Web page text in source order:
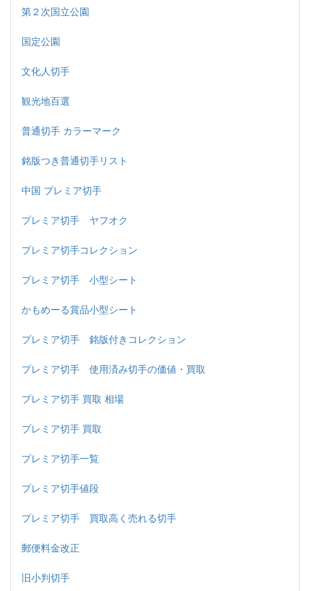
第２次国立公園
国定公園
文化人切手
観光地百選
普通切手 カラーマーク
銘版つき普通切手リスト
中国 プレミア切手
プレミア切手 ヤフオク
プレミア切手コレクション
プレミア切手 小型シート
かもめーる賞品小型シート
プレミア切手 銘版付きコレクション
プレミア切手 使用済み切手の価値・買取
プレミア切手 買取 相場
プレミア切手 買取
プレミア切手一覧
プレミア切手値段
プレミア切手 買取高く売れる切手
郵便料金改正
旧小判切手